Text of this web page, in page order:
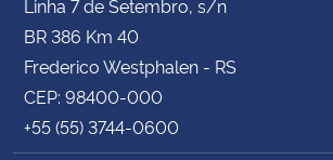
Linha 7 de Setembro, s/n
BR 386 Km 40
Frederico Westphalen - RS
CEP: 98400-000
+55 (55) 3744-0600